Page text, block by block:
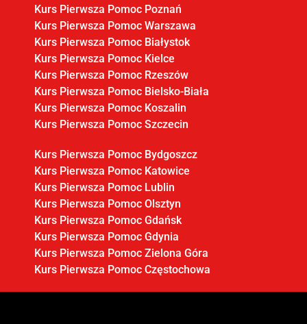
Kurs Pierwsza Pomoc Poznań
Kurs Pierwsza Pomoc Warszawa
Kurs Pierwsza Pomoc Białystok
Kurs Pierwsza Pomoc Kielce
Kurs Pierwsza Pomoc Rzeszów
Kurs Pierwsza Pomoc Bielsko-Biała
Kurs Pierwsza Pomoc Koszalin
Kurs Pierwsza Pomoc Szczecin
Kurs Pierwsza Pomoc Bydgoszcz
Kurs Pierwsza Pomoc Katowice
Kurs Pierwsza Pomoc Lublin
Kurs Pierwsza Pomoc Olsztyn
Kurs Pierwsza Pomoc Gdańsk
Kurs Pierwsza Pomoc Gdynia
Kurs Pierwsza Pomoc Zielona Góra
Kurs Pierwsza Pomoc Częstochowa